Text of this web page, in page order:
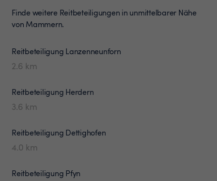
Finde weitere Reitbeteiligungen in unmittelbarer Nähe
von Mammern.
Reitbeteiligung Lanzenneunforn
2.6 km
Reitbeteiligung Herdern
3.6 km
Reitbeteiligung Dettighofen
4.0 km
Reitbeteiligung Pfyn